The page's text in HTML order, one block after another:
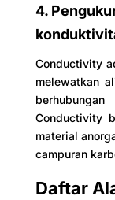
4.
Conductivity
melewatkan
Conductivity
material
campuran
Daftar